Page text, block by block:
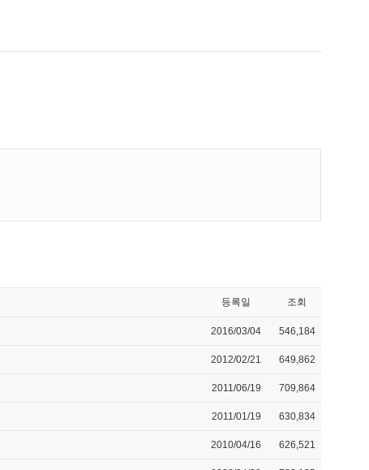
등록일 조회
2016/03/04 546,184
2012/02/21 649,862
2011/06/19 709,864
2011/01/19 630,834
2010/04/16 626,521